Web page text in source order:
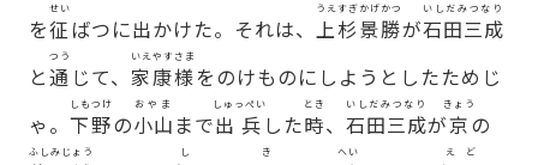
を征
せい
ばつに出かけた。それは、 上杉景勝
うえすぎかげかつ
が石田三成
いしだみつなり
と通
つう
じて、 家康様
いえやすさま
をのけものにしようとしたためじ
ゃ。 下野
しもつけ
の小山
おやま
まで出兵
しゅっぺい
した時
とき
、 石田三成
いしだみつなり
が京
きょう
の
ふしみじょう し き へい えど